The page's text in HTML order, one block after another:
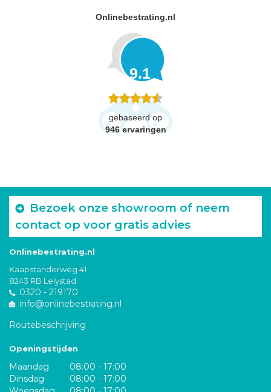
Onlinebestrating.nl
9.1
gebaseerd op
946 ervaringen
Bezoek onze showroom of neem
contact op voor gratis advies
Onlinebestrating.nl
Kaapstanderweg 41
8243 RB Lelystad
0320 - 219170
info@onlinebestrating.nl
Routebeschrijving
Openingstijden
Maandag
08:00 - 17:00
Dinsdag
08:00 - 17:00